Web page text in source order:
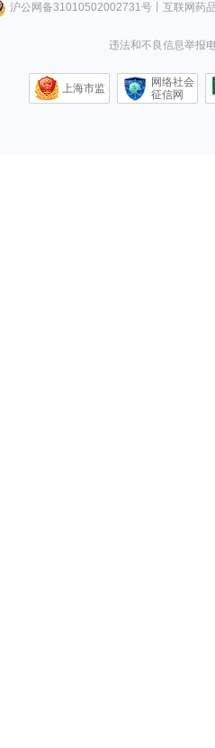
沪公网备31010502002731号丨 互联网药
违法和不良信息举报
上海市监
网络社会
征信网